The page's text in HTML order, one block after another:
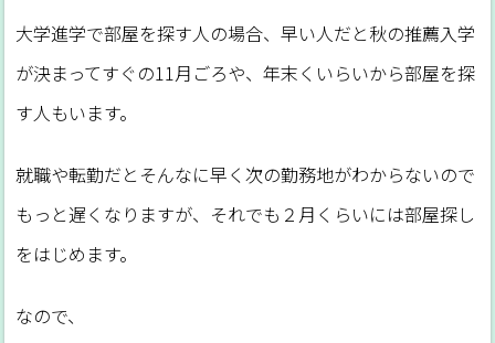
大学進学で部屋を探す人の場合、早い人だと秋の推薦入学
が決まってすぐの11月ごろや、年末くいらいから部屋を探
す人もいます。
就職や転勤だとそんなに早く次の勤務地がわからないので
もっと遅くなりますが、それでも２月くらいには部屋探し
をはじめます。
なので、